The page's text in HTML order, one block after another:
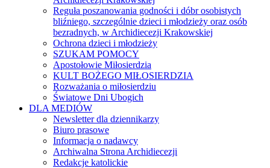
Reguła poszanowania godności i dóbr osobistych
bliźniego, szczególnie dzieci i młodzieży oraz osób
bezradnych, w Archidiecezji Krakowskiej
Ochrona dzieci i młodzieży
SZUKAM POMOCY
Apostołowie Miłosierdzia
KULT BOŻEGO MIŁOSIERDZIA
Rozważania o miłosierdziu
Światowe Dni Ubogich
DLA MEDIÓW
Newsletter dla dziennikarzy
Biuro prasowe
Informacja o nadawcy
Archiwalna Strona Archidiecezji
Redakcje katolickie